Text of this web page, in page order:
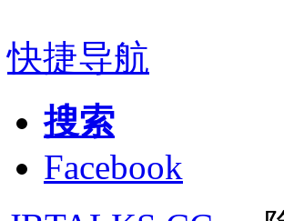
快捷导航
搜索
Facebook